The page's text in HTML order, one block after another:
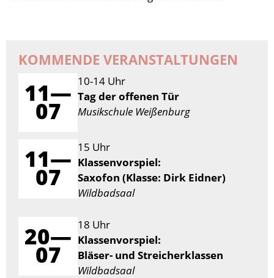
KOMMENDE VERANSTALTUNGEN
11—
07
10-14 Uhr
Tag der offenen Tür
Musikschule Weißenburg
11—
07
15 Uhr
Klassenvorspiel:
Saxofon (Klasse: Dirk Eidner)
Wildbadsaal
20—
07
18 Uhr
Klassenvorspiel:
Bläser- und Streicherklassen
Wildbadsaal